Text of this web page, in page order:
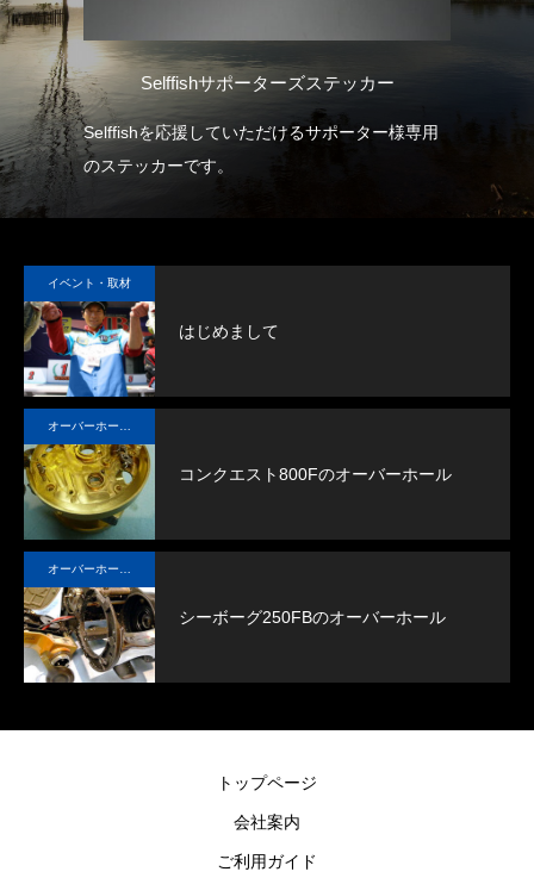
放
Selffishサポーターズステッカー
Selffishを応援していただけるサポーター様専用
のステッカーです。
用
イベント・取材
はじめまして
コンクエスト800Fのオーバーホール
シーボーグ250FBのオーバーホール
トップページ
会社案内
ご利用ガイド